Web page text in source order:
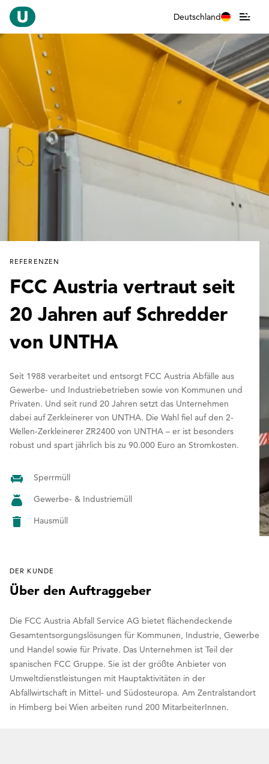
Deutschland
REFERENZEN
FCC Austria vertraut seit
20 Jahren auf Schredder
von UNTHA
Seit 1988 verarbeitet und entsorgt FCC Austria Abfälle aus
Gewerbe- und Industriebetrieben sowie von Kommunen und
Privaten. Und seit rund 20 Jahren setzt das Unternehmen
dabei auf Zerkleinerer von UNTHA. Die Wahl fiel auf den 2-
Wellen-Zerkleinerer ZR2400 von UNTHA – er ist besonders
robust und spart jährlich bis zu 90.000 Euro an Stromkosten.
Sperrmüll
Gewerbe- & Industriemüll
Hausmüll
DER KUNDE
Über den Auftraggeber
Die FCC Austria Abfall Service AG bietet flächendeckende
Gesamtentsorgungslösungen für Kommunen, Industrie, Gewerbe
und Handel sowie für Private. Das Unternehmen ist Teil der
spanischen FCC Gruppe. Sie ist der größte Anbieter von
Umweltdienstleistungen mit Hauptaktivitäten in der
Abfallwirtschaft in Mittel- und Südosteuropa. Am Zentralstandort
in Himberg bei Wien arbeiten rund 200 MitarbeiterInnen.